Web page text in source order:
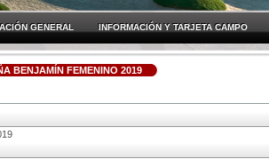
GENERAL INFORMACIÓN Y TARJETA CAMPO
BENJAMÍN FEMENINO 2019